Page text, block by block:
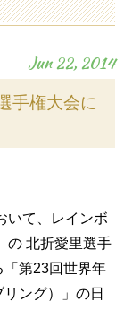
Jun 22, 2014
手権大会に
いて、レインボ
の 北折愛里選手
「第23回世界年
ング）」の日